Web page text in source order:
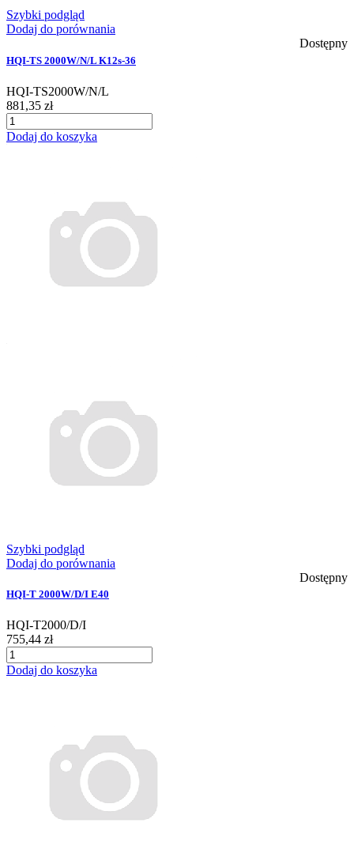
Szybki podgląd
Dodaj do porównania
Dostępny
HQI-TS 2000W/N/L K12s-36
HQI-TS2000W/N/L
881,35 zł
Dodaj do koszyka
Szybki podgląd
Dodaj do porównania
Dostępny
HQI-T 2000W/D/I E40
HQI-T2000/D/I
755,44 zł
Dodaj do koszyka